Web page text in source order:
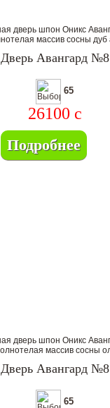
Дверь Авангард №8
65
26100 c
Подробнее
Дверь Авангард №8
65